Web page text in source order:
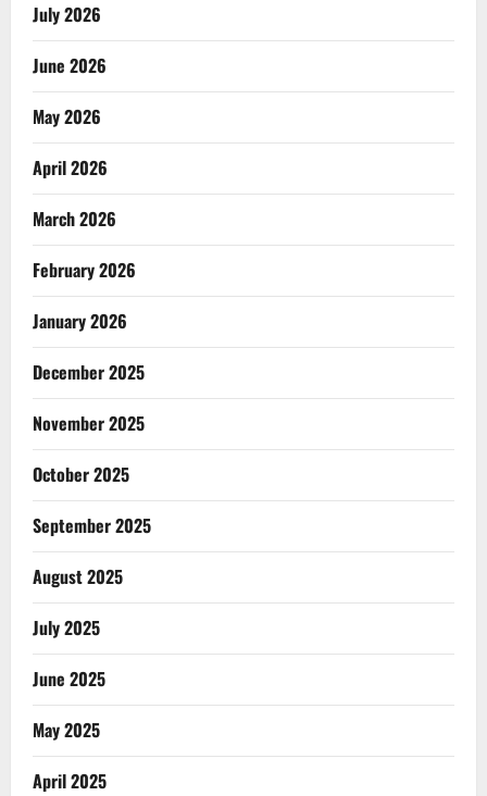
July 2026
June 2026
May 2026
April 2026
March 2026
February 2026
January 2026
December 2025
November 2025
October 2025
September 2025
August 2025
July 2025
June 2025
May 2025
April 2025